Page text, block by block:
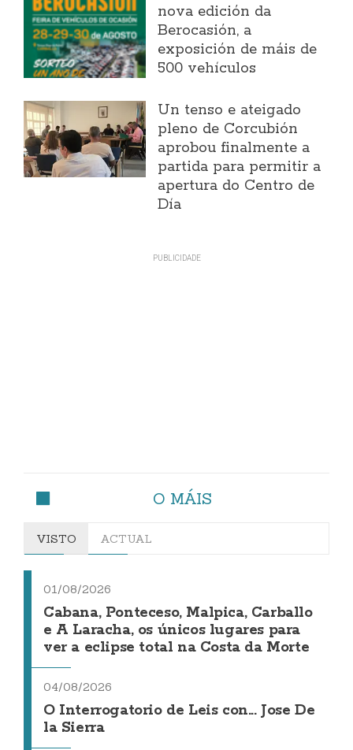
nova edición da
Berocasión, a
exposición de máis de
500 vehículos
Un tenso e ateigado
pleno de Corcubión
aprobou finalmente a
partida para permitir a
apertura do Centro de
Día
O MÁIS
VISTO ACTUAL
01/08/2026
Cabana, Ponteceso, Malpica, Carballo
e A Laracha, os únicos lugares para
ver a eclipse total na Costa da Morte
04/08/2026
O Interrogatorio de Leis con... Jose De
la Sierra